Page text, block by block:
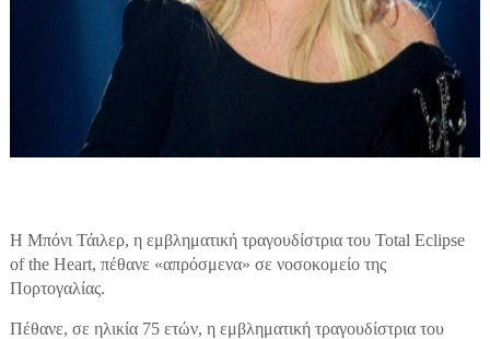
Η Μπόνι Τάιλερ, η εμβληματική τραγουδίστρια του Total Eclipse
of the Heart, πέθανε «απρόσμενα» σε νοσοκομείο της
Πορτογαλίας.
Πέθανε, σε ηλικία 75 ετών, η εμβληματική τραγουδίστρια του